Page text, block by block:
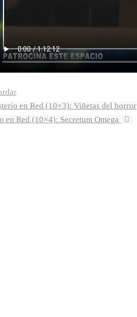
.
en Red (10×3): Viñetas del horror
en Red (10×4): Secretum Omega